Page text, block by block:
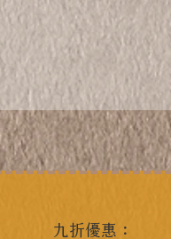
九折優惠：